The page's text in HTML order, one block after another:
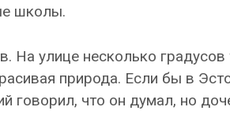
школы.
На улице несколько градусов
природа. Если бы в
говорил, что он думал, но